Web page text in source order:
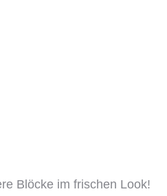
Blöcke im frischen Look!